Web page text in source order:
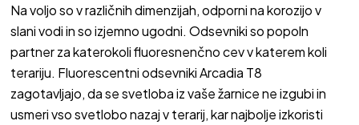
Na voljo so v različnih dimenzijah, odporni na korozijo v
slani vodi in so izjemno ugodni. Odsevniki so popoln
partner za katerokoli fluoresnenčno cev v katerem koli
terariju. Fluorescentni odsevniki Arcadia T8
zagotavljajo, da se svetloba iz vaše žarnice ne izgubi in
usmeri vso svetlobo nazaj v terarij, kar najbolje izkoristi